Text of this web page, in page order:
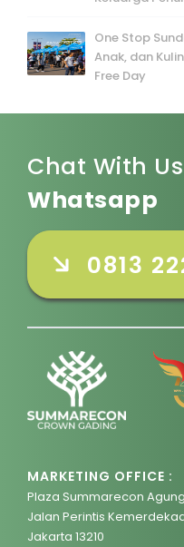
One Stop
Anak, dan
Free Day
Chat With
Whatsapp
0813
MARKETING OFFICE :
Plaza Summarecon Agung
Jalan Perintis
Jakarta 13210